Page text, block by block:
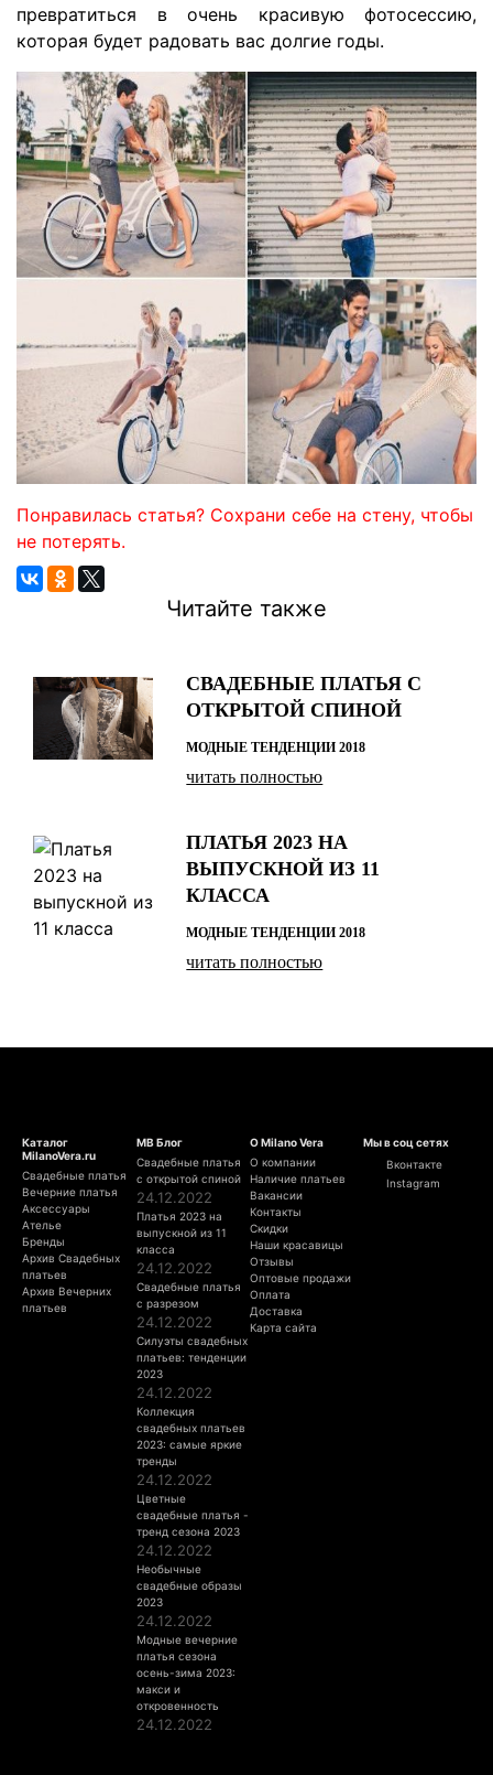
превратиться в очень красивую фотосессию,
которая будет радовать вас долгие годы.
Понравилась статья? Сохрани себе на стену, чтобы
не потерять.
Читайте также
СВАДЕБНЫЕ ПЛАТЬЯ С
ОТКРЫТОЙ СПИНОЙ
МОДНЫЕ ТЕНДЕНЦИИ 2018
читать полностью
ПЛАТЬЯ 2023 НА
ВЫПУСКНОЙ ИЗ 11
КЛАССА
МОДНЫЕ ТЕНДЕНЦИИ 2018
читать полностью
Каталог
MilanoVera.ru
Свадебные платья
Вечерние платья
Аксессуары
Ателье
Бренды
Архив Свадебных
платьев
Архив Вечерних
платьев
МВ Блог
Свадебные платья
с открытой спиной
24.12.2022
Платья 2023 на
выпускной из 11
класса
24.12.2022
Свадебные платья
с разрезом
24.12.2022
Силуэты свадебных
платьев: тенденции
2023
24.12.2022
Коллекция
свадебных платьев
2023: самые яркие
тренды
24.12.2022
Цветные
свадебные платья -
тренд сезона 2023
24.12.2022
Необычные
свадебные образы
2023
24.12.2022
Модные вечерние
платья сезона
осень-зима 2023:
макси и
откровенность
24.12.2022
О Milano Vera
О компании
Наличие платьев
Вакансии
Контакты
Скидки
Наши красавицы
Отзывы
Оптовые продажи
Оплата
Доставка
Карта сайта
Мы в соц сетях
Вконтакте
Instagram